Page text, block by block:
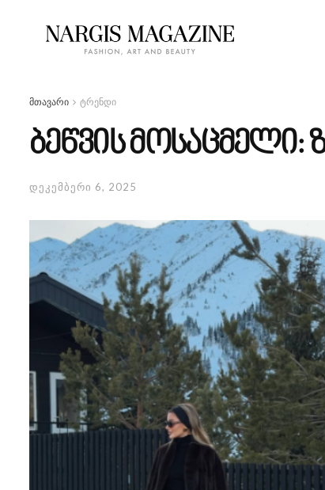
მთავარი ტრენდი
ბეწვის
დეკემბერი 6, 2025